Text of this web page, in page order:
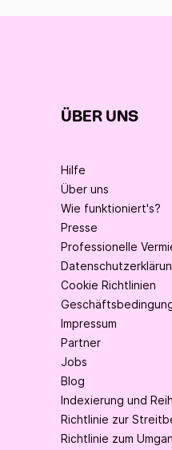
ÜBER UNS
Hilfe
Über uns
Wie funktioniert's?
Presse
Professionelle
Cookie Richtlinien
Impressum
Partner
Jobs
Blog
Indexierung und
Richtlinie zur
Richtlinie zum